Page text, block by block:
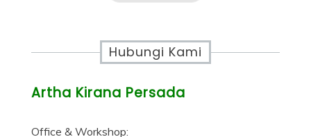
Hubungi Kami
Artha Kirana Persada
Office & Workshop: